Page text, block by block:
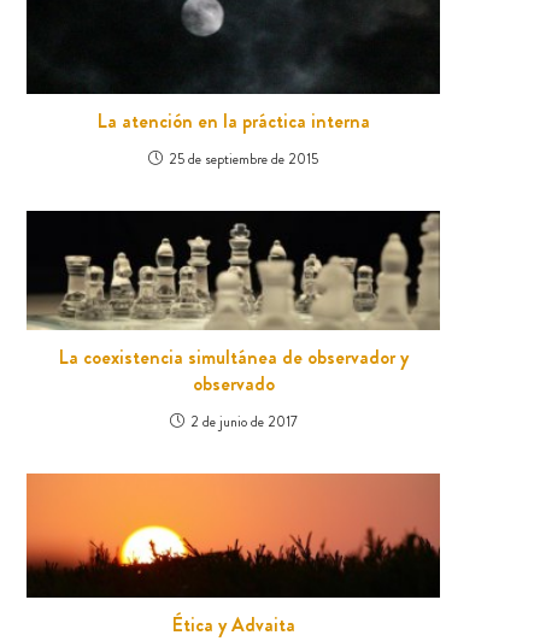
La atención en la práctica interna
25 de septiembre de 2015
La coexistencia simultánea de observador y
observado
2 de junio de 2017
Ética y Advaita